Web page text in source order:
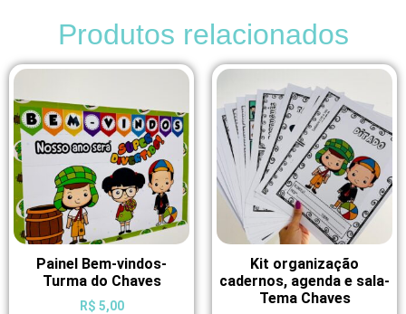
Produtos relacionados
Painel Bem-vindos-
Turma do Chaves
R$ 5,00
Kit organização
cadernos, agenda e sala-
Tema Chaves